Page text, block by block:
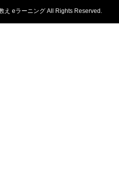
eラーニング All Rights Reserved.